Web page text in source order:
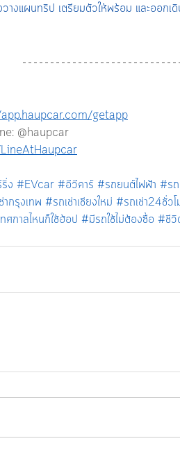
งแผนทริป เตรียมตัวให้พร้อม และออกเดิ
getapp
@haupcar
ง #EVcar #อีวีคาร์ #รถยนต์ไฟฟ้า #ร
ากรุงเทพ #รถเช่าเชียงใหม่ #รถเช่า24ชั่วโ
ศกาลไหนก็ใช้ฮ้อป #มีรถใช้ไม่ต้องซื้อ #ชีวิ